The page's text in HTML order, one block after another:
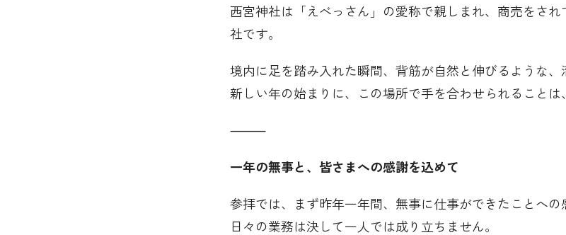
西宮神社は「えべっさん」の愛称で親しまれ、商売をさ
社です。
境内に足を踏み入れた瞬間、背筋が自然と伸びるような、
新しい年の始まりに、この場所で手を合わせられること
⸻
一年の無事と、皆さまへの感謝を込めて
参拝では、まず昨年一年間、無事に仕事ができたことへの
日々の業務は決して一人では成り立ちません。